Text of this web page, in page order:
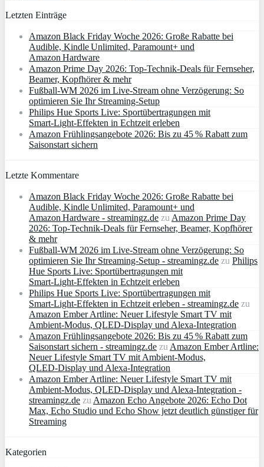
Letzten Einträge
Amazon Black Friday Woche 2026: Große Rabatte bei
Audible, Kindle Unlimited, Paramount+ und
Amazon Hardware
Amazon Prime Day 2026: Top-Technik-Deals für Fernseher,
Beamer, Kopfhörer & mehr
Fußball-WM 2026 im Live-Stream ohne Verzögerung: So
optimieren Sie Ihr Streaming-Setup
Philips Hue Sports Live: Sportübertragungen mit
Smart‑Light‑Effekten in Echtzeit erleben
Amazon Frühlingsangebote 2026: Bis zu 45 % Rabatt zum
Saisonstart sichern
Letzte Kommentare
Amazon Black Friday Woche 2026: Große Rabatte bei
Audible, Kindle Unlimited, Paramount+ und
Amazon Hardware - streamingz.de zuAmazon Prime Day
2026: Top-Technik-Deals für Fernseher, Beamer, Kopfhörer
& mehr
Fußball-WM 2026 im Live-Stream ohne Verzögerung: So
optimieren Sie Ihr Streaming-Setup - streamingz.de zu Philips
Hue Sports Live: Sportübertragungen mit
Smart‑Light‑Effekten in Echtzeit erleben
Philips Hue Sports Live: Sportübertragungen mit
Smart‑Light‑Effekten in Echtzeit erleben - streamingz.de zu
Amazon Ember Artline: Neuer Lifestyle Smart TV mit
Ambient‑Modus, QLED‑Display und Alexa‑Integration
Amazon Frühlingsangebote 2026: Bis zu 45 % Rabatt zum
Saisonstart sichern - streamingz.de zuAmazon Ember Artline:
Neuer Lifestyle Smart TV mit Ambient‑Modus,
QLED‑Display und Alexa‑Integration
Amazon Ember Artline: Neuer Lifestyle Smart TV mit
Ambient‑Modus, QLED‑Display und Alexa‑Integration -
streamingz.de zuAmazon Echo Angebote 2026: Echo Dot
Max, Echo Studio und Echo Show jetzt deutlich günstiger für
Streaming
Kategorien